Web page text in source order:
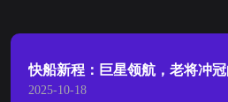
快船新程：巨星领航，老将冲
2025-10-18